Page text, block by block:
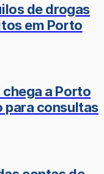
de drogas
em Porto
a Porto
para consultas